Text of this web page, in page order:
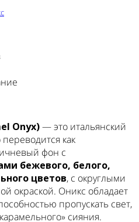
Onyx)— это итальянский
как
фон с
бежевого, белого,
цветов, с округлыми
окраской. Оникс обладает
пропускать свет,
сияния.